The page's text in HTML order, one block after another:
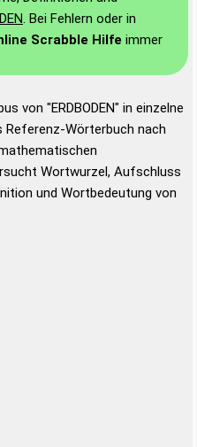
. Bei Fehlern oder in
Scrabble Hilfe immer
von "ERDBODEN" in einzelne
Wörterbuch nach
Wortwurzel, Aufschluss
und Wortbedeutung von